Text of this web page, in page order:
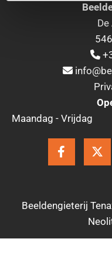


Maandag - Vrijdag
Beeldengieterij